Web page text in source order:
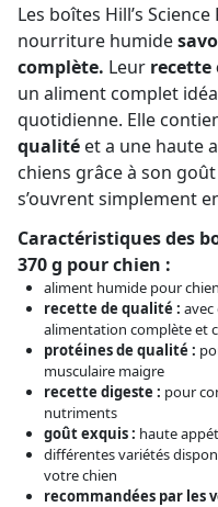
Les boîtes Hill’s
nourriture humide
complète. Leur recette
un aliment complet
quotidienne. Elle
qualité et a une haute
chiens grâce à son
s’ouvrent simplement
Caractéristiques des
370 g pour chien :
aliment humide pour chien
recette de qualité :
alimentation complète et
protéines de qualité :
musculaire maigre
recette digeste : pour
nutriments
goût exquis : haute
différentes variétés
votre chien
recommandées par les